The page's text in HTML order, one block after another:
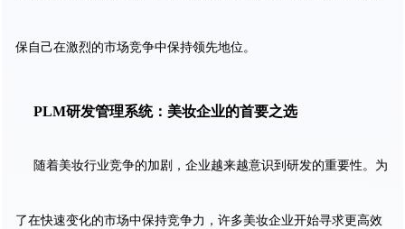
保自己在激烈的市场竞争中保持领先地位。
PLM研发管理系统：美妆企业的首要之选
随着美妆行业竞争的加剧，企业越来越意识到研发的重要性。为
了在快速变化的市场中保持竞争力，许多美妆企业开始寻求更高效